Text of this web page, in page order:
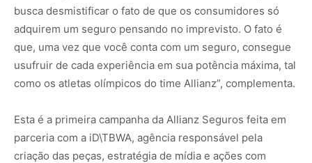
busca desmistificar o fato de que os consumidores só
adquirem um seguro pensando no imprevisto. O fato é
que, uma vez que você conta com um seguro, consegue
usufruir de cada experiência em sua potência máxima, tal
como os atletas olímpicos do time Allianz”, complementa.
Esta é a primeira campanha da Allianz Seguros feita em
parceria com a iD\TBWA, agência responsável pela
criação das peças, estratégia de mídia e ações com